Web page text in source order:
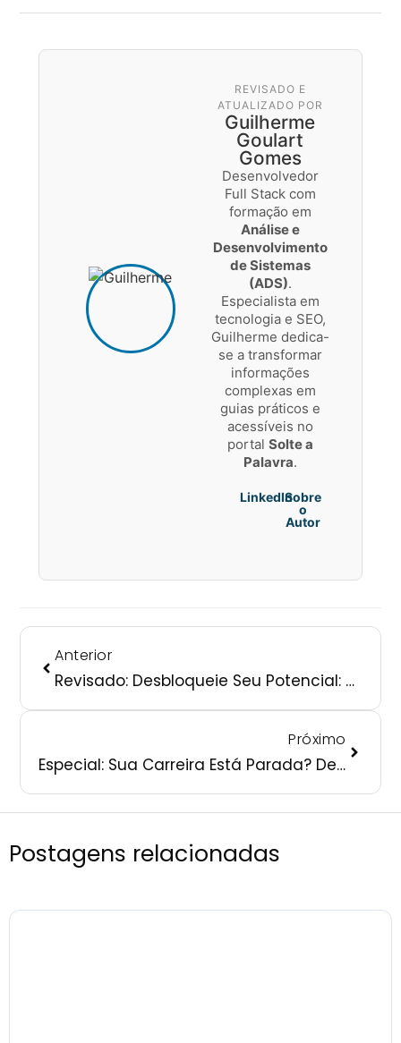
REVISADO E
ATUALIZADO POR
Guilherme
Goulart
Gomes
Desenvolvedor
Full Stack com
formação em
Análise e
Desenvolvimento
de Sistemas
(ADS).
Especialista em
tecnologia e SEO,
Guilherme dedica-
se a transformar
informações
complexas em
guias práticos e
acessíveis no
portal Solte a
Palavra.
LinkedInSobre
o
Autor
Anterior
Revisado: Desbloqueie Seu Potencial: Guia Passo a Passo da Consultoria de Carreira para Profissionais em Transição
Próximo
Especial: Sua Carreira Está Parada? Descubra o Poder Transformador da Consultoria de Carreira Personalizada!
Postagens relacionadas